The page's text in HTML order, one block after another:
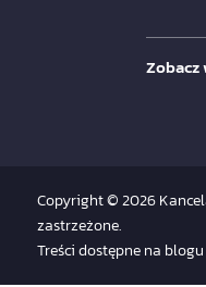
Zobacz
Copyright © 2026
zastrzeżone.
Treści dostępne na